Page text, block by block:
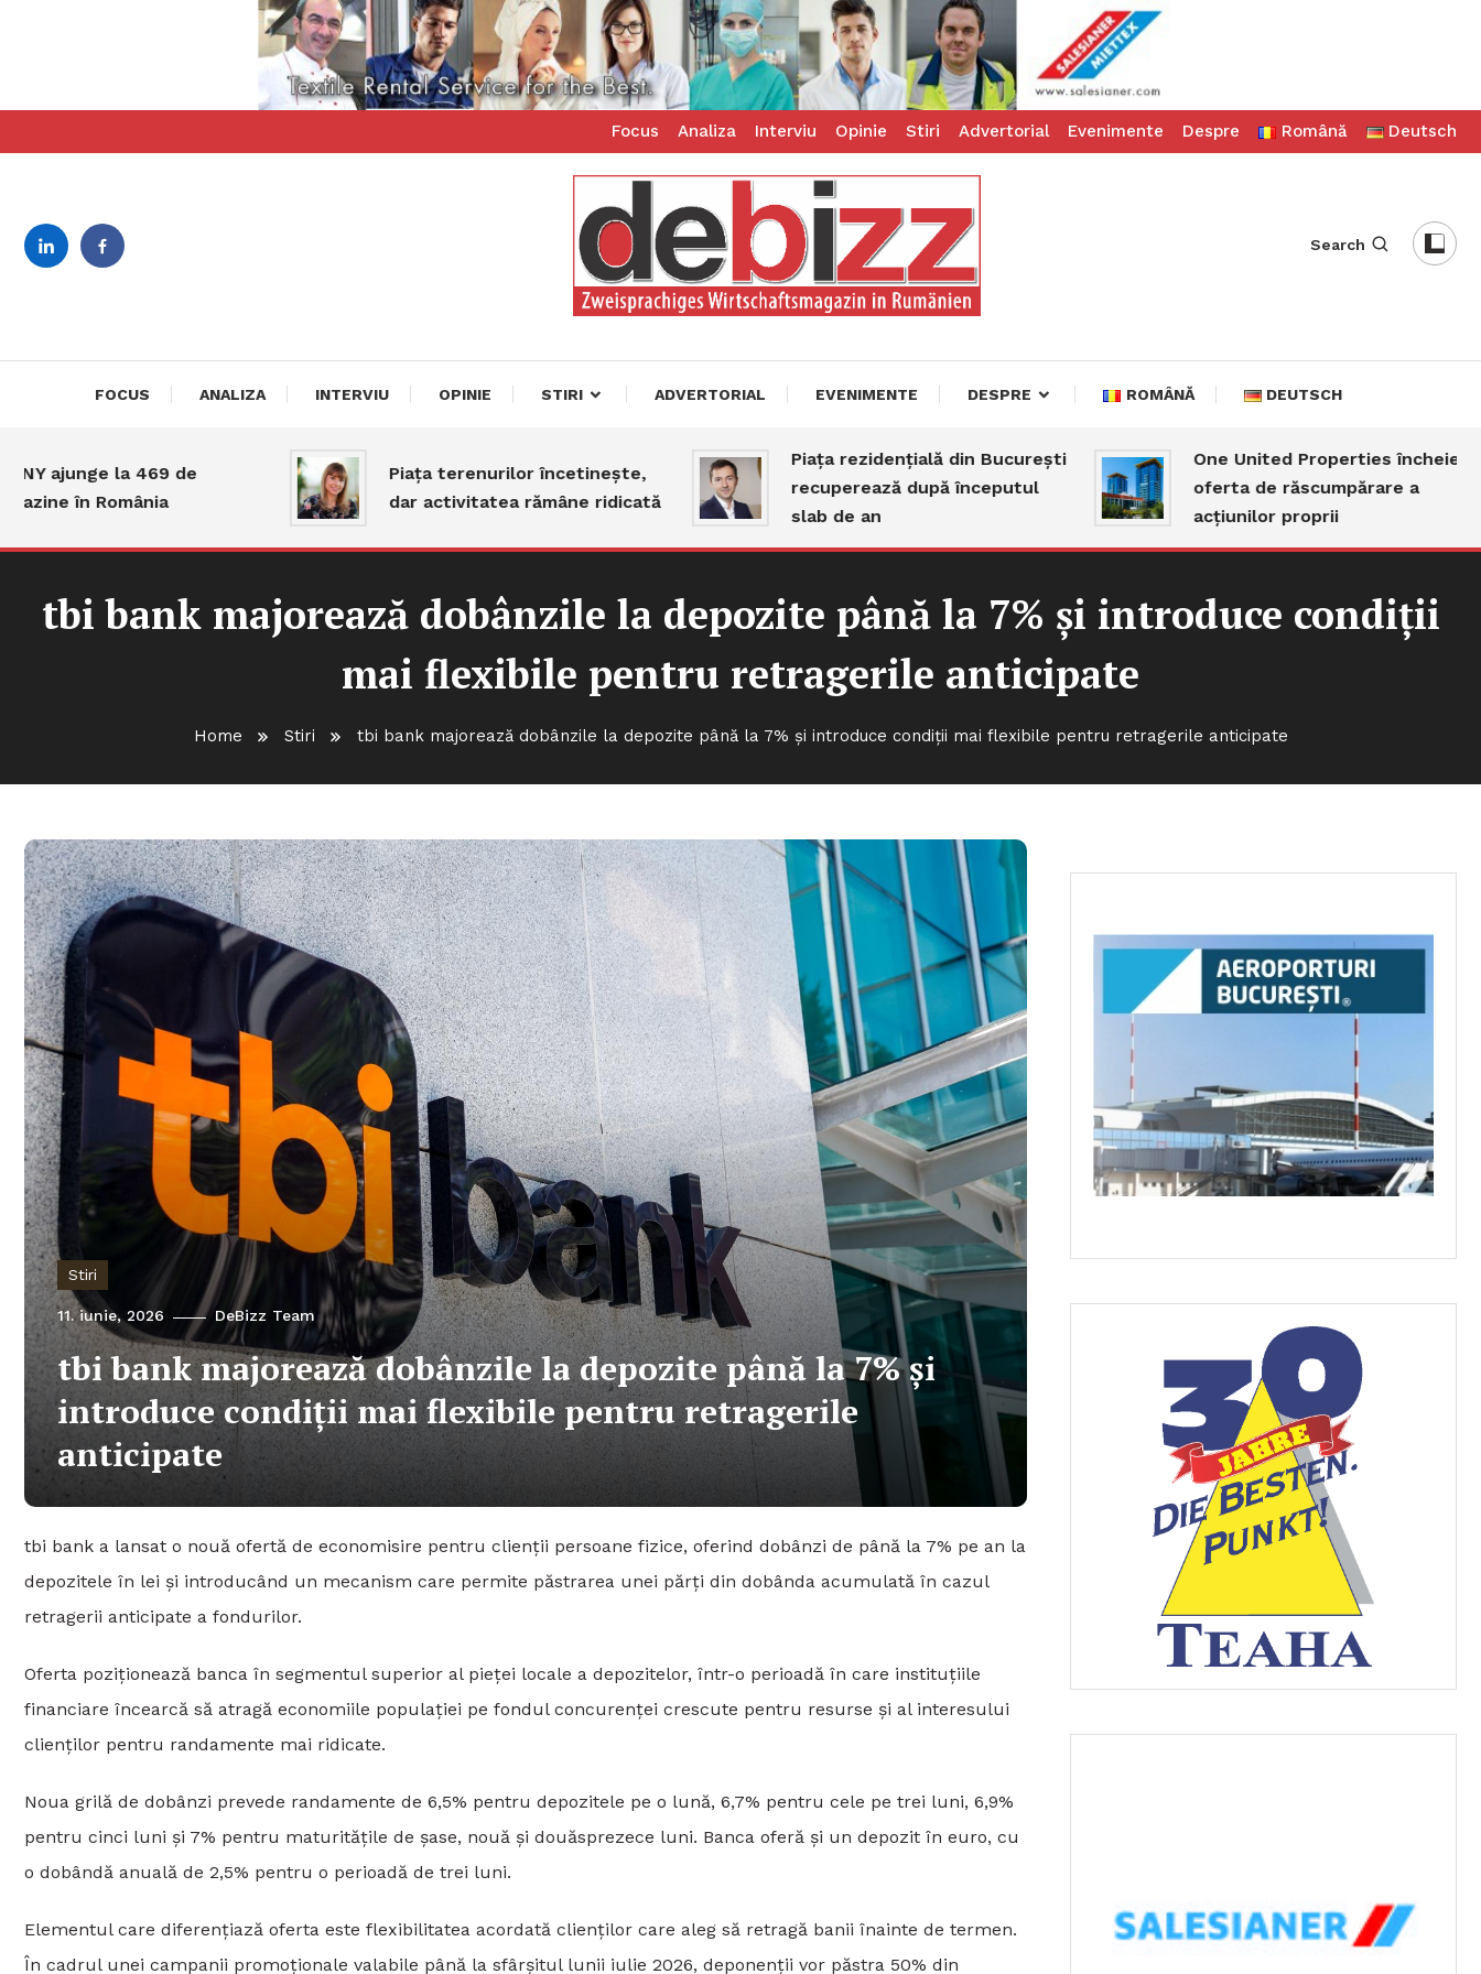
To
Focus Analiza Interviu Opinie Stiri Advertorial Evenimente Despre Română Deutsch
DeBizz
Search
FOCUS ANALIZA INTERVIU OPINIE STIRI ADVERTORIAL EVENIMENTE DESPRE ROMÂNĂ DEUTSCH
ajunge la 469 de
în România
Piața terenurilor încetinește,
dar activitatea rămâne ridicată
Piața rezidențială din București
recuperează după începutul
slab de an
One United Properties încheie
oferta de răscumpărare a
acțiunilor proprii
tbi bank majorează dobânzile la depozite până la 7% și introduce condiții
mai flexibile pentru retragerile anticipate
Home Stiri tbi bank majorează dobânzile la depozite până la 7% și introduce condiții mai flexibile pentru retragerile anticipate
Stiri
11. iunie, 2026 DeBizz Team
tbi bank majorează dobânzile la depozite până la 7% și
introduce condiții mai flexibile pentru retragerile
anticipate
tbi bank a lansat o nouă ofertă de economisire pentru clienții persoane fizice, oferind dobânzi de până la 7% pe an la
depozitele în lei și introducând un mecanism care permite păstrarea unei părți din dobânda acumulată în cazul
retragerii anticipate a fondurilor.
Oferta poziționează banca în segmentul superior al pieței locale a depozitelor, într-o perioadă în care instituțiile
financiare încearcă să atragă economiile populației pe fondul concurenței crescute pentru resurse și al interesului
clienților pentru randamente mai ridicate.
Noua grilă de dobânzi prevede randamente de 6,5% pentru depozitele pe o lună, 6,7% pentru cele pe trei luni, 6,9%
pentru cinci luni și 7% pentru maturitățile de șase, nouă și douăsprezece luni. Banca oferă și un depozit în euro, cu
o dobândă anuală de 2,5% pentru o perioadă de trei luni.
Elementul care diferențiază oferta este flexibilitatea acordată clienților care aleg să retragă banii înainte de termen.
În cadrul unei campanii promoționale valabile până la sfârșitul lunii iulie 2026, deponenții vor păstra 50% din